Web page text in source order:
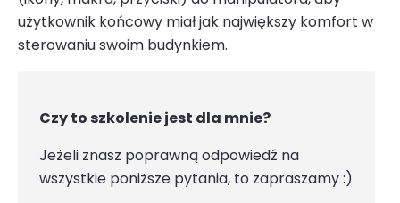
użytkownik końcowy miał jak największy komfort w
sterowaniu swoim budynkiem.
Czy to szkolenie jest dla mnie?
Jeżeli znasz poprawną odpowiedź na
wszystkie poniższe pytania, to zapraszamy :)